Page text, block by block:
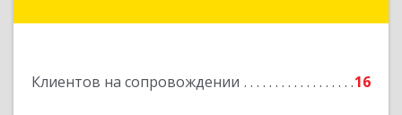
Клиентов на сопровождении 16